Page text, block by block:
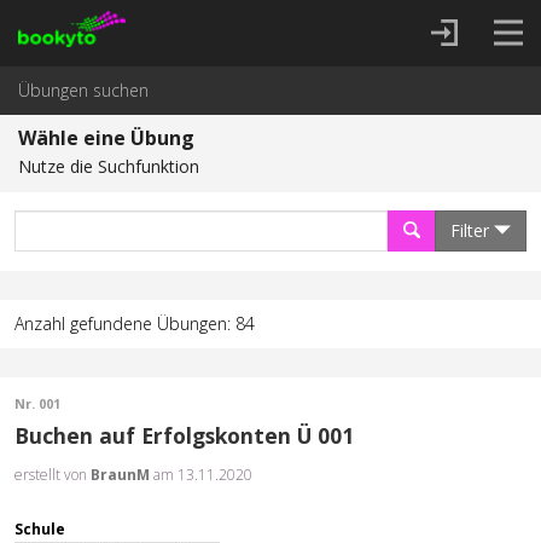
Übungen suchen
Wähle eine Übung
Nutze die Suchfunktion
Filter
Anzahl gefundene Übungen: 84
Nr. 001
Buchen auf Erfolgskonten Ü 001
erstellt von BraunM am 13.11.2020
Schule